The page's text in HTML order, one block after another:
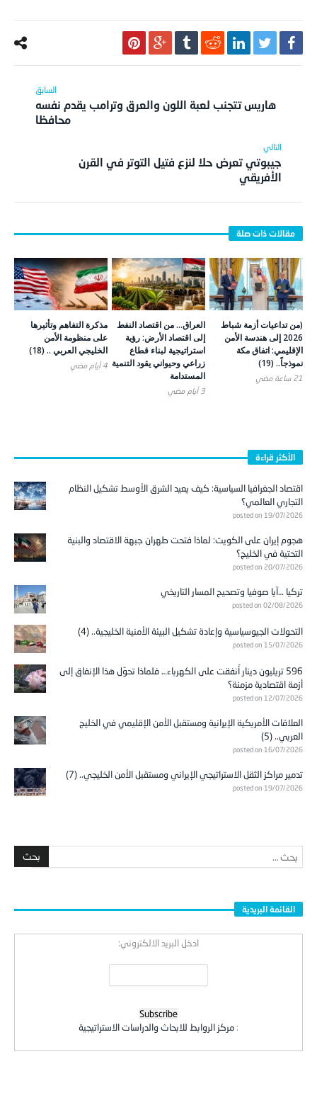
هاريس تتجنب لعبة اللون والعرق وترامب يقدم نفسه
محافظا
جيبوتي تعرض حلا لنزع فتيل التوتر في القرن
الأفريقي
(من تداعيات أزمة شباط
2026 إلى هندسة الأمن
الإقليمي: اتفاق مكة
نموذجاً.. (19)
21 ساعة ‎مضي
العراق… من اقتصاد النفط
إلى اقتصاد الأرض: رؤية
استراتيجية لبناء قطاع
زراعي وحيواني يقود التنمية
المستدامة
3 أيام ‎مضي
مذكرة التفاهم وتأثيرها
على منظومة الأمن
الخليجي العربي .. (18)
4 أيام ‎مضي
الأكثر قراءة
اقتصاد الجغرافيا السياسية: كيف يعيد الشرق الأوسط تشكيل النظام
التجاري العالمي؟
posted on 19/07/2026
هجوم إيران على الكويت: لماذا فتحت طهران جبهة الاقتصاد والبنية
التحتية في الخليج؟
posted on 20/07/2026
تركيا …آيا صوفيا وتصحيح المسار التاريخي
posted on 02/08/2026
التحولات الجيوسياسية وإعادة تشكيل البيئة الأمنية الخليجية.. (4)
posted on 15/07/2026
596 تريليون دينار أُنفقت على الكهرباء… فلماذا تحوّل هذا الإنفاق إلى
أزمة اقتصادية مزمنة؟
posted on 12/07/2026
العلاقات الأمريكية الإيرانية ومستقبل الأمن الإقليمي في الخليج
العربي.. (5)
posted on 16/07/2026
تدمير مراكز الثقل الاستراتيجي الإيراني ومستقبل الأمن الخليجي.. (7)
posted on 19/07/2026
القائمة البريدية
ادخل البريد الالكتروني:
: مركز الروابط للابحاث والدراسات الاستراتيجية